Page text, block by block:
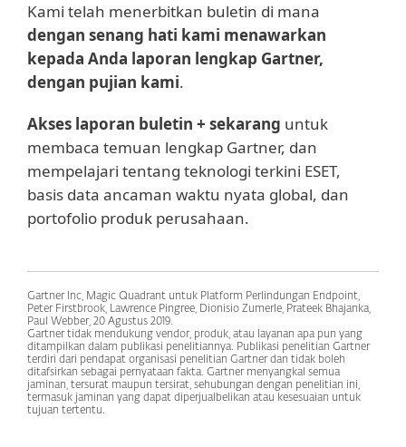
Kami telah menerbitkan buletin di mana
dengan senang hati kami menawarkan
kepada Anda laporan lengkap Gartner,
dengan pujian kami.
Akses laporan buletin + sekarang untuk
membaca temuan lengkap Gartner, dan
mempelajari tentang teknologi terkini ESET,
basis data ancaman waktu nyata global, dan
portofolio produk perusahaan.
Gartner Inc, Magic Quadrant untuk Platform Perlindungan Endpoint,
Peter Firstbrook, Lawrence Pingree, Dionisio Zumerle, Prateek Bhajanka,
Paul Webber, 20 Agustus 2019.
Gartner tidak mendukung vendor, produk, atau layanan apa pun yang
ditampilkan dalam publikasi penelitiannya. Publikasi penelitian Gartner
terdiri dari pendapat organisasi penelitian Gartner dan tidak boleh
ditafsirkan sebagai pernyataan fakta. Gartner menyangkal semua
jaminan, tersurat maupun tersirat, sehubungan dengan penelitian ini,
termasuk jaminan yang dapat diperjualbelikan atau kesesuaian untuk
tujuan tertentu.